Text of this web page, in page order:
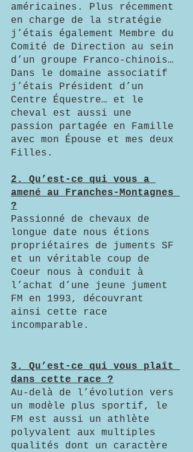
américaines. Plus récemment
en charge de la stratégie
j’étais également Membre du
Comité de Direction au sein
d’un groupe Franco-chinois…
Dans le domaine associatif
j’étais Président d’un
Centre Équestre… et le
cheval est aussi une
passion partagée en Famille
avec mon Épouse et mes deux
Filles.
2. Qu’est-ce qui vous a
amené au Franches-Montagnes
?
Passionné de chevaux de
longue date nous étions
propriétaires de juments SF
et un véritable coup de
Coeur nous à conduit à
l’achat d’une jeune jument
FM en 1993, découvrant
ainsi cette race
incomparable.
3. Qu’est-ce qui vous plaît
dans cette race ?
Au-delà de l’évolution vers
un modèle plus sportif, le
FM est aussi un athlète
polyvalent aux multiples
qualités dont un caractère